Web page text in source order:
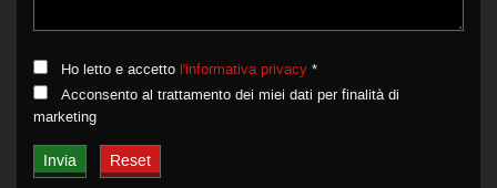
Ho letto e accetto l'informativa privacy *
Acconsento al trattamento dei miei dati per finalità di
marketing